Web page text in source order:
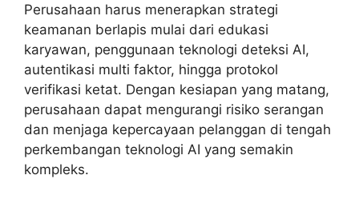
Perusahaan harus menerapkan strategi
keamanan berlapis mulai dari edukasi
karyawan, penggunaan teknologi deteksi AI,
autentikasi multi faktor, hingga protokol
verifikasi ketat. Dengan kesiapan yang matang,
perusahaan dapat mengurangi risiko serangan
dan menjaga kepercayaan pelanggan di tengah
perkembangan teknologi AI yang semakin
kompleks.